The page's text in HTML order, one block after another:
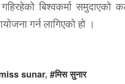
बिश्वकर्मा समुदाएको
गर्न लागिएको हो ।
sunar, #मिस सुनार